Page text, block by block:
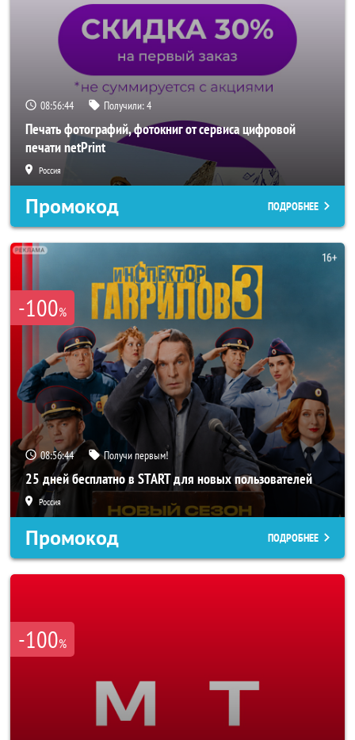
08:56:43 Получили:4
Печать фотографий, фотокниг от сервиса цифровой
печати netPrint
Россия
Промокод ПОДРОБНЕЕ
-100%
08:56:43 Получи первым!
25 дней бесплатно в START для новых пользователей
Россия
Промокод ПОДРОБНЕЕ
-100%